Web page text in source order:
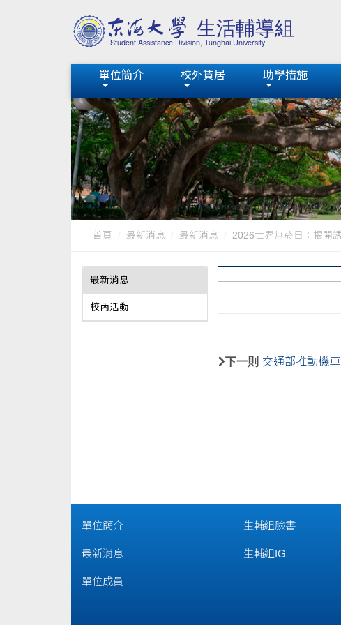
單位簡介 校外賃居 助學措施
首頁 最新消息 最新消息 2026世界無菸日：揭開
最新消息
校內活動
下一則 交通部推動機
單位簡介
最新消息
單位成員
生輔組臉書
生輔組IG